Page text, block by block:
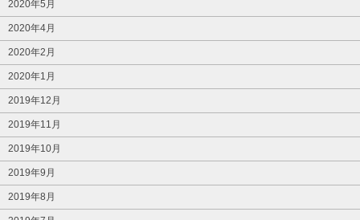
2020年5月
2020年4月
2020年2月
2020年1月
2019年12月
2019年11月
2019年10月
2019年9月
2019年8月